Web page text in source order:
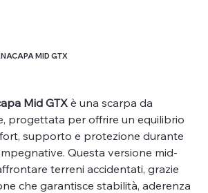
MID GTX
Mid GTXè una scarpa da
progettata per offrire un equilibrio
supporto e protezione durante
Questa versione mid-
terreni accidentati, grazie
che garantisce stabilità, aderenza